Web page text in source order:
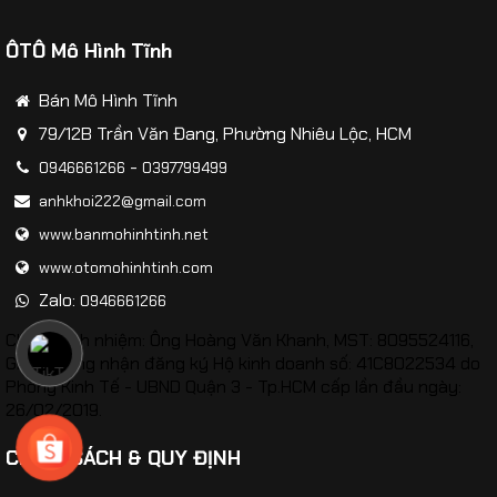
Mô hình máy bay Trực Thăng Ka-32A tỷ lệ 1:48
ÔTÔ Mô Hình Tĩnh
Bán Mô Hình Tĩnh
79/12B Trần Văn Đang, Phường Nhiêu Lộc, HCM
0946661266 - 0397799499
anhkhoi222@gmail.com
www.banmohinhtinh.net
www.otomohinhtinh.com
Zalo: 0946661266
Chịu trách nhiệm: Ông Hoàng Văn Khanh, MST: 8095524116,
Giấy chứng nhận đăng ký Hộ kinh doanh số: 41C8022534 do
Phòng Kinh Tế - UBND Quận 3 - Tp.HCM cấp lần đầu ngày:
26/02/2019.
CHÍNH SÁCH & QUY ĐỊNH